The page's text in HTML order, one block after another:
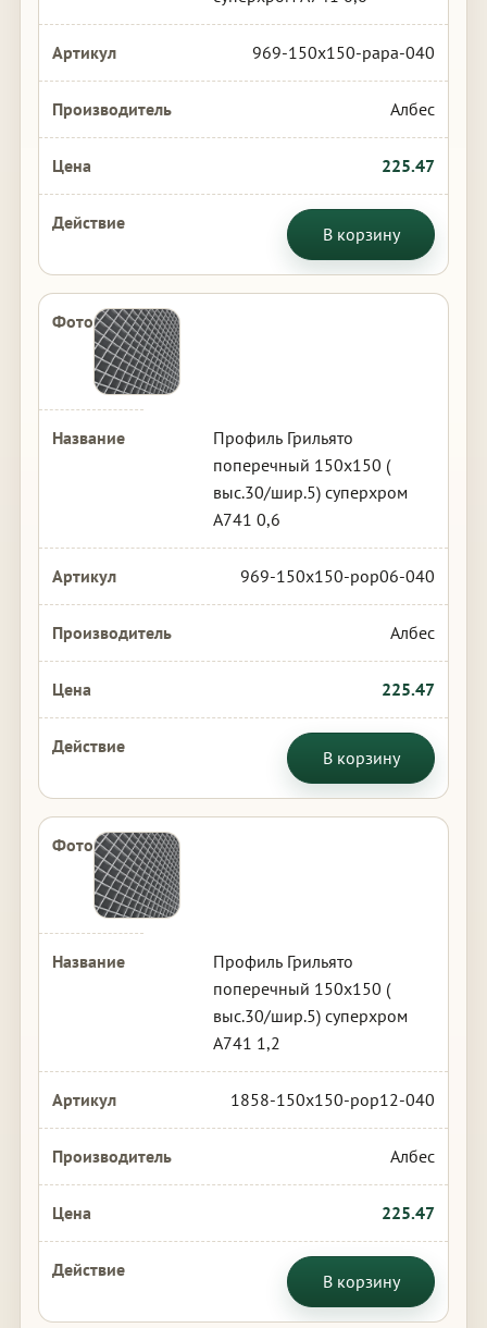
969-150x150-papa-040
Албес
225.47
В корзину
Профиль Грильято
поперечный 150х150 (
выс.30/шир.5) суперхром
А741 0,6
969-150x150-pop06-040
Албес
225.47
В корзину
Профиль Грильято
поперечный 150х150 (
выс.30/шир.5) суперхром
А741 1,2
1858-150x150-pop12-040
Албес
225.47
В корзину